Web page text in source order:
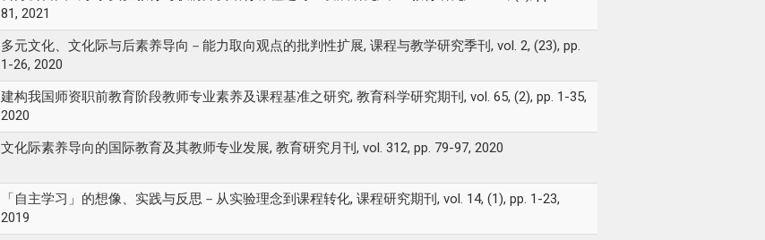
81, 2021
多元文化、文化际与后素养导向－能力取向观点的批判性扩展, 课程与教学研究季刊, vol. 2, (23), pp.
1-26, 2020
建构我国师资职前教育阶段教师专业素养及课程基准之研究, 教育科学研究期刊, vol. 65, (2), pp. 1-35,
2020
文化际素养导向的国际教育及其教师专业发展, 教育研究月刊, vol. 312, pp. 79-97, 2020
「自主学习」的想像、实践与反思－从实验理念到课程转化, 课程研究期刊, vol. 14, (1), pp. 1-23,
2019